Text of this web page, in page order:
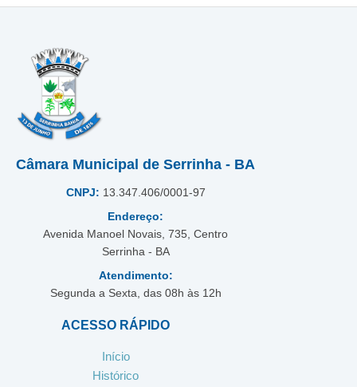
Câmara Municipal de Serrinha - BA
CNPJ: 13.347.406/0001-97
Endereço:
Avenida Manoel Novais, 735, Centro
Serrinha - BA
Atendimento:
Segunda a Sexta, das 08h às 12h
ACESSO RÁPIDO
Início
Histórico